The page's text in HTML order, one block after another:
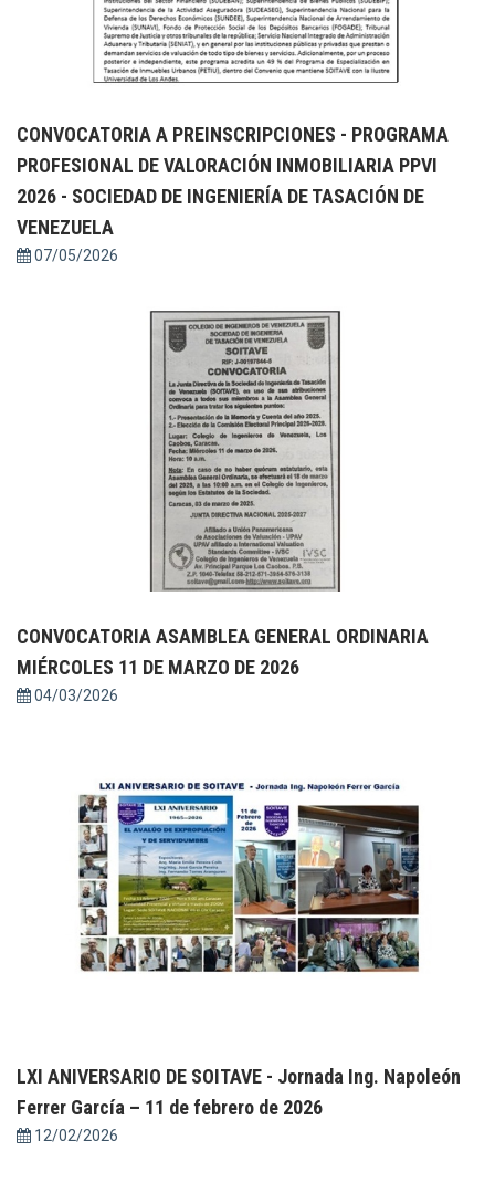
CONVOCATORIA A PREINSCRIPCIONES - PROGRAMA
PROFESIONAL DE VALORACIÓN INMOBILIARIA PPVI
2026 - SOCIEDAD DE INGENIERÍA DE TASACIÓN DE
VENEZUELA
07/05/2026
CONVOCATORIA ASAMBLEA GENERAL ORDINARIA
MIÉRCOLES 11 DE MARZO DE 2026
04/03/2026
LXI ANIVERSARIO DE SOITAVE - Jornada Ing. Napoleón
Ferrer García – 11 de febrero de 2026
12/02/2026